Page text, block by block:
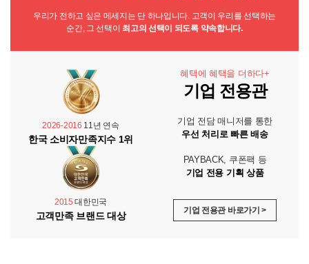
우리가 전하고 싶은 메세지는 단 하나입니다. 고객이 우리를 선택하는
순간, 그 선택이 최고의 선택이 되도록 약속합니다.
2026-2016 11년 연속
한국 소비자만족지수 1위
2015 대한민국
고객만족 브랜드 대상
혜택에 혜택을 더하다+
기업 전용관
기업 전담 매니저를 통한
우선 처리로 빠른 배송
PAYBACK, 쿠폰팩 등
기업 전용 기획 상품
기업 전용관 바로가기 >